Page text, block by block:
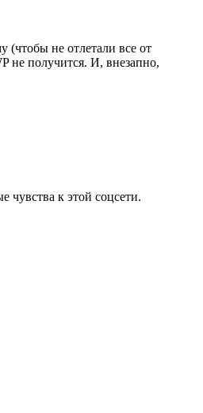
(чтобы не отлетали все от
не получится. И, внезапно,
чувства к этой соцсети.